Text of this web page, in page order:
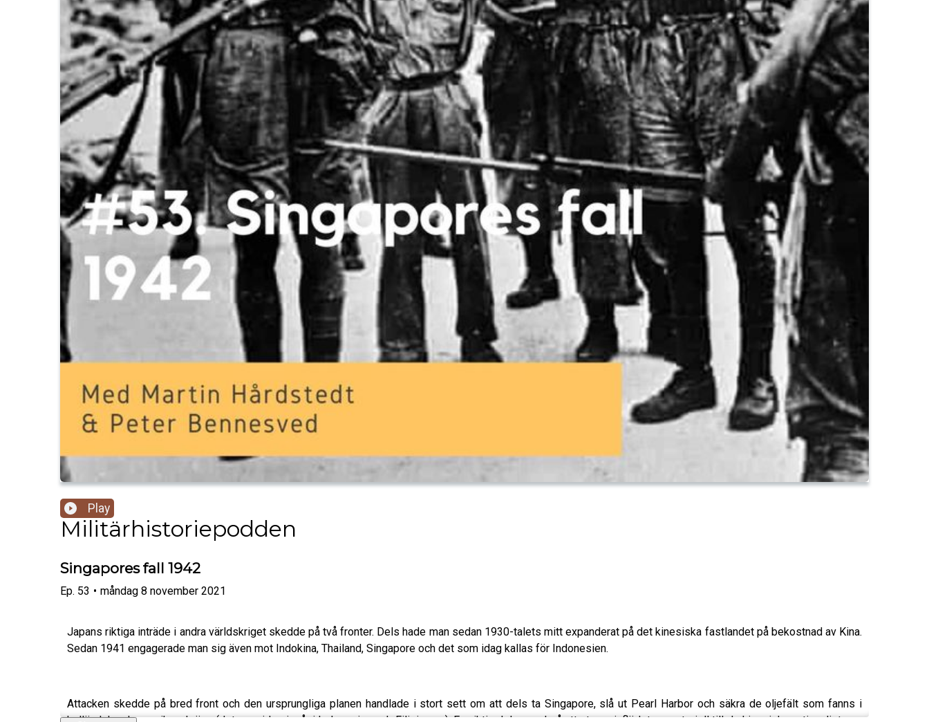
Play
Militärhistoriepodden
Singapores fall 1942
Ep. 53 • måndag 8 november 2021
Japans riktiga inträde i andra världskriget skedde på två fronter. Dels hade man sedan 1930-talets mitt expanderat på det kinesiska fastlandet på bekostnad av Kina.
Sedan 1941 engagerade man sig även mot Indokina, Thailand, Singapore och det som idag kallas för Indonesien.
Attacken skedde på bred front och den ursprungliga planen handlade i stort sett om att dels ta Singapore, slå ut Pearl Harbor och säkra de oljefält som fanns i